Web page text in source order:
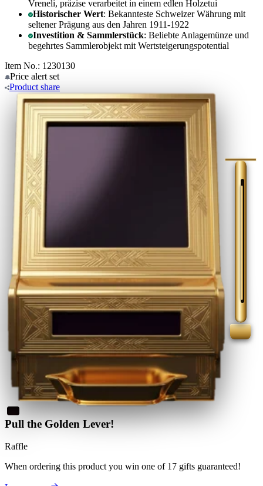
Vreneli, präzise verarbeitet in einem edlen Holzetui
Historischer Wert: Bekannteste Schweizer Währung mit
seltener Prägung aus den Jahren 1911-1922
Investition & Sammlerstück: Beliebte Anlagemünze und
begehrtes Sammlerobjekt mit Wertsteigerungspotential
Item No.: 1230130
Price alert set
Product share
Pull the Golden Lever!
Raffle
When ordering this product you win one of 17 gifts guaranteed!